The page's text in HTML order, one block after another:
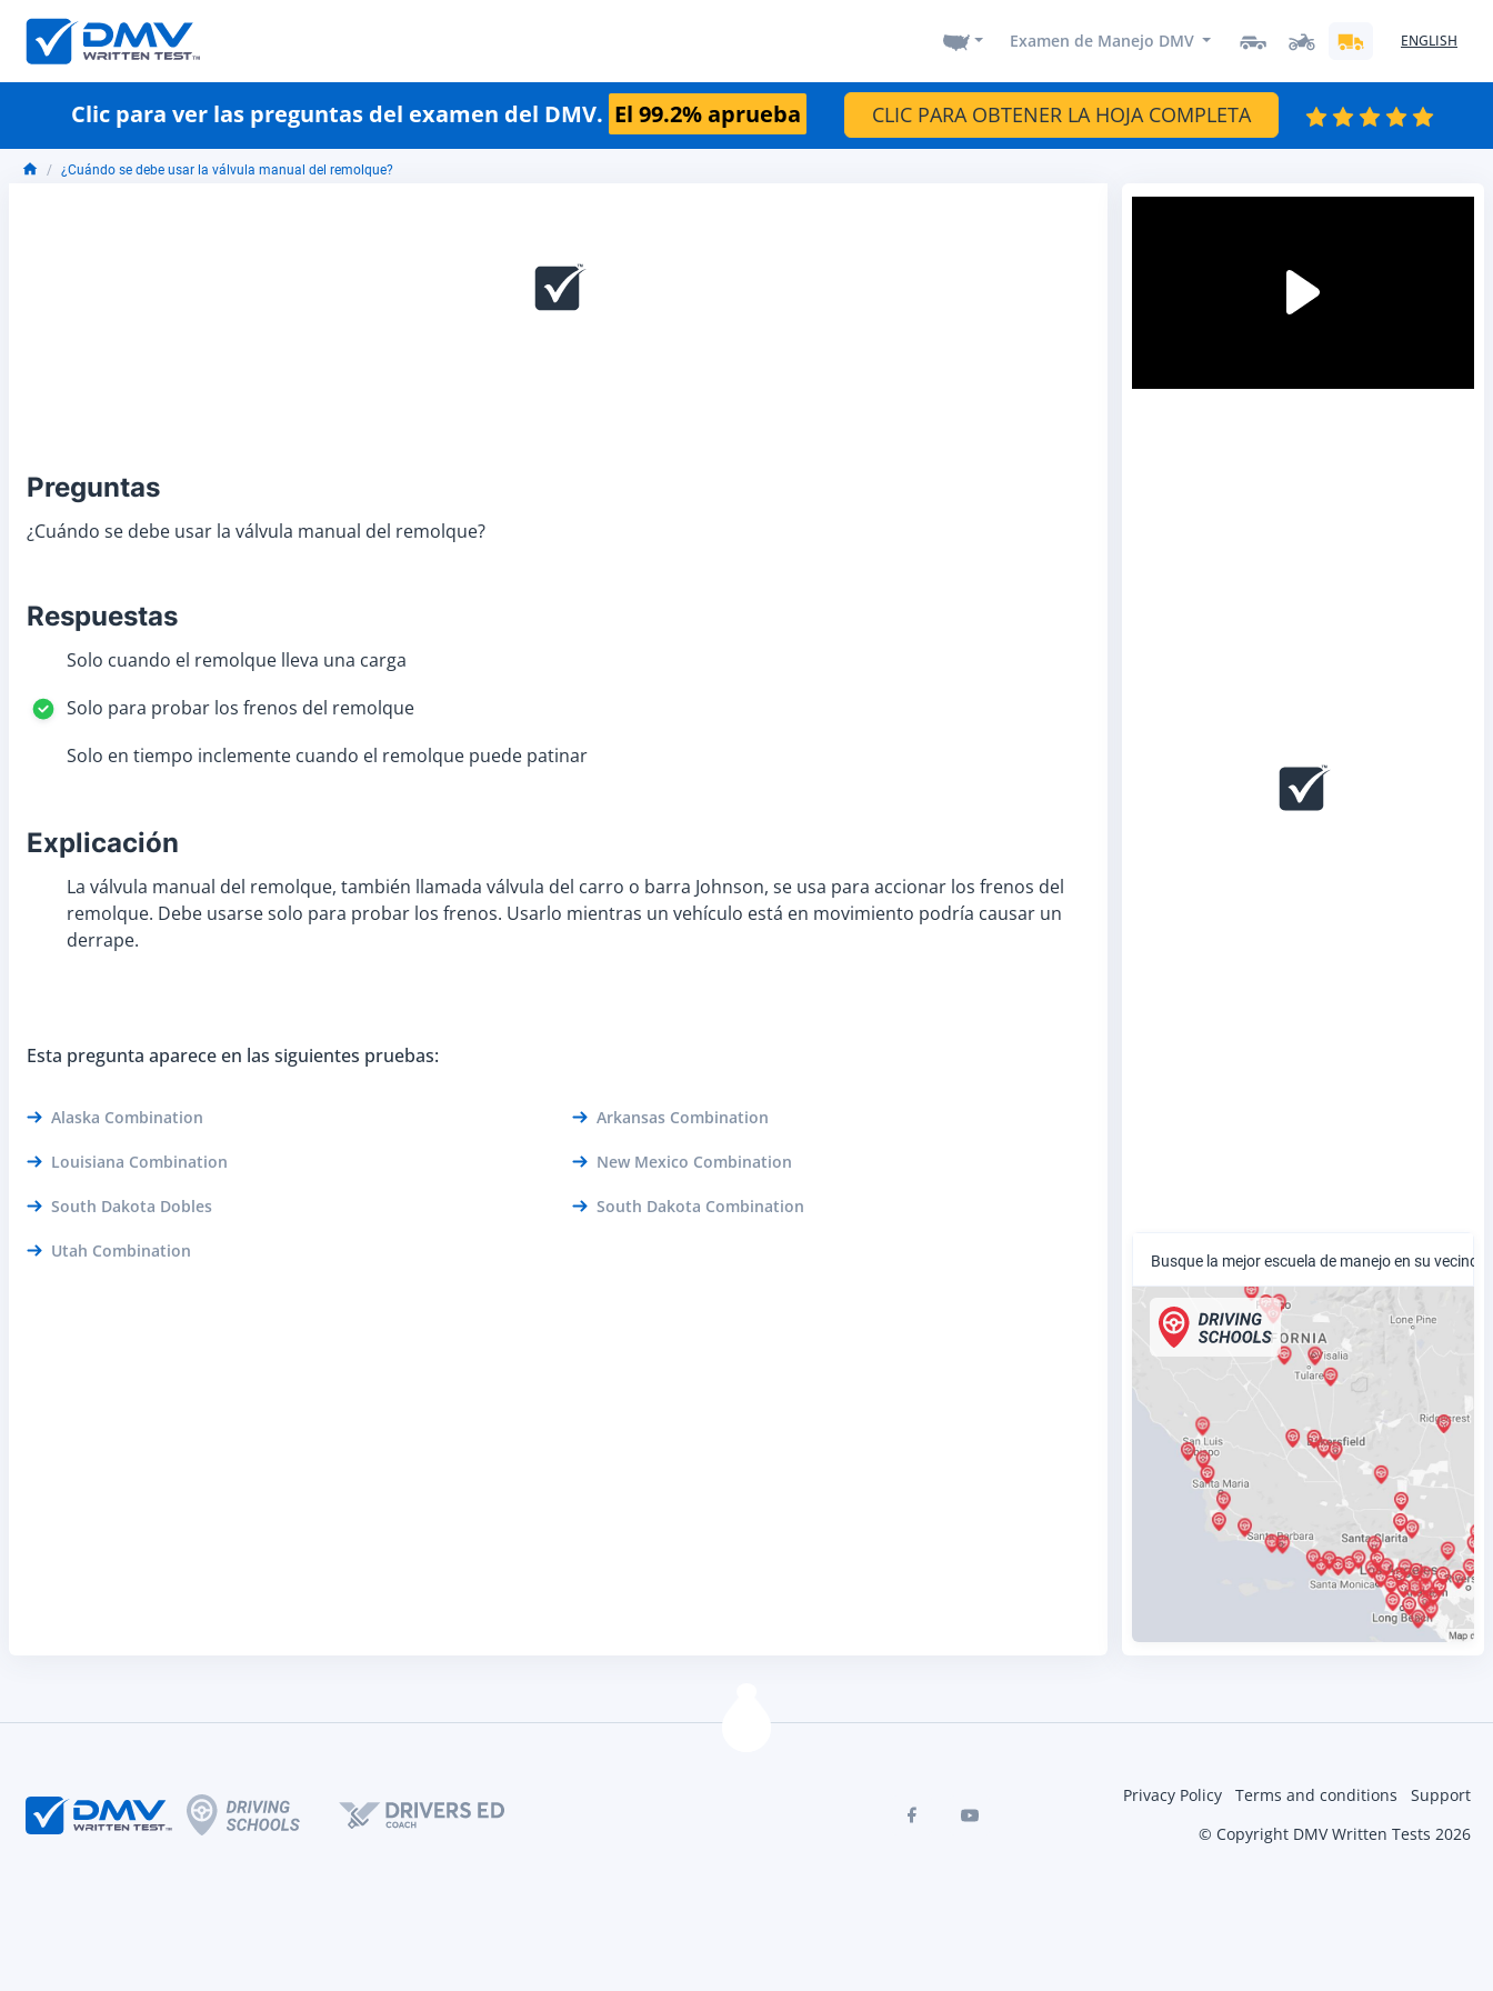
Examen de Manejo DMV ENGLISH
Clic para ver las preguntas del examen del DMV. El 99.2% aprueba CLIC PARA OBTENER LA HOJA COMPLETA
¿Cuándo se debe usar la válvula manual del remolque?
Preguntas
¿Cuándo se debe usar la válvula manual del remolque?
Respuestas
Solo cuando el remolque lleva una carga
Solo para probar los frenos del remolque
Solo en tiempo inclemente cuando el remolque puede patinar
Explicación
La válvula manual del remolque, también llamada válvula del carro o barra Johnson, se usa para accionar los frenos del
remolque. Debe usarse solo para probar los frenos. Usarlo mientras un vehículo está en movimiento podría causar un
derrape.
Esta pregunta aparece en las siguientes pruebas:
Alaska Combination Arkansas Combination
Louisiana Combination New Mexico Combination
South Dakota Dobles South Dakota Combination
Utah Combination Busque la mejor escuela de manejo en su
Privacy Policy Terms and conditions
Support
© Copyright DMV Written Tests 2026